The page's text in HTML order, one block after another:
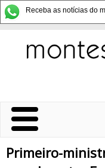
Receba as notícias do
Primeiro-